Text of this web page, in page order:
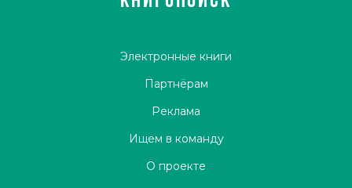
Электронные книги
Партнёрам
Реклама
Ищем в команду
О проекте